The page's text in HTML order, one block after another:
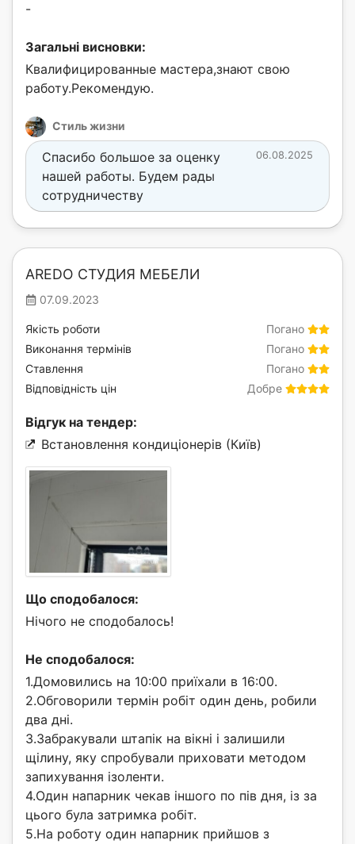
-
Загальні висновки:
Квалифицированные мастера,знают свою
работу.Рекомендую.
Стиль жизни
06.08.2025
Спасибо большое за оценку
нашей работы. Будем рады
сотрудничеству
AREDO СТУДИЯ МЕБЕЛИ
07.09.2023
Погано
Якість роботи
Погано
Виконання термінів
Погано
Ставлення
Добре
Відповідність цін
Відгук на тендер:
Встановлення кондиціонерів (Київ)
Що сподобалося:
Нічого не сподобалось!
Не сподобалося:
1.Домовились на 10:00 приїхали в 16:00.
2.Обговорили термін робіт один день, робили
два дні.
3.Забракували штапік на вікні і залишили
щілину, яку спробували приховати методом
запихування ізоленти.
4.Один напарник чекав іншого по пів дня, із за
цього була затримка робіт.
5.На роботу один напарник прийшов з